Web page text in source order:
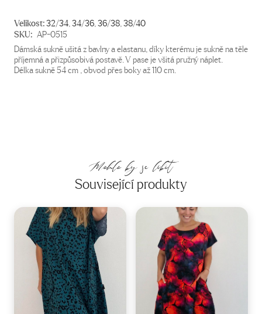
Velikost:32/34 34/36 36/38 38/40
SKU: AP-0515
Dámská sukně ušitá z bavlny a elastanu, díky kterému je sukně na těle
příjemná a přizpůsobivá postavě. V pase je všitá pružný náplet.
Délka sukně 54 cm , obvod přes boky až 110 cm.
Mohlo by se líbit
Související produkty